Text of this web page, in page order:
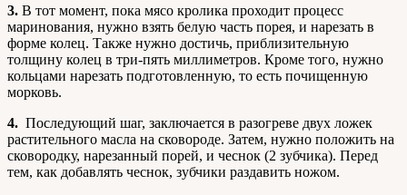
3. В тот момент, пока мясо кролика проходит процесс
маринования, нужно взять белую часть порея, и нарезать в
форме колец. Также нужно достичь, приблизительную
толщину колец в три-пять миллиметров. Кроме того, нужно
кольцами нарезать подготовленную, то есть почищенную
морковь.
4. Последующий шаг, заключается в разогреве двух ложек
растительного масла на сковороде. Затем, нужно положить на
сковородку, нарезанный порей, и чеснок (2 зубчика). Перед
тем, как добавлять чеснок, зубчики раздавить ножом.